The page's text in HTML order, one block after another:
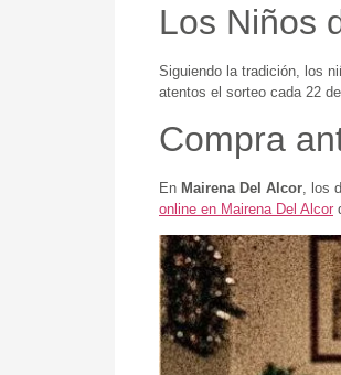
Los Niños
Siguiendo la tradición, los
atentos el sorteo cada 22
Compra
En Mairena Del Alcor, los
online en Mairena Del Alcor